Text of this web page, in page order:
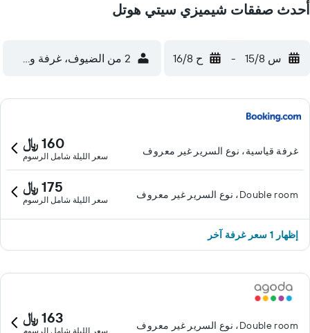
الطعام مع السينما على بعد 10 دقائق بالسيارة. ويقع مطار شيزوكا
أحدث صفقات شيميزي سيتي هوتل
س 15/8 - ح 16/8 2 من الضيوف، غرفة واحدة
غرفة قياسية، نوع السرير غير معروف 160 ﷼
سعر الليلة شامل الرسوم
Double room، نوع السرير غير معروف 175 ﷼
سعر الليلة شامل الرسوم
إظهار 1 سعر غرفة آخر
Double room، نوع السرير غير معروف 163 ﷼
سعر الليلة شامل الرسوم